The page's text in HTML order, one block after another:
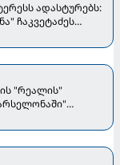
ადასტურებს:
ჩაკვეტაძეს
"რეალის"